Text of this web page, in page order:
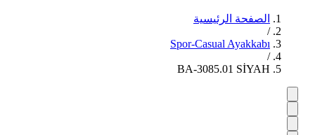
الصفحة الرئيسية
/
Spor-Casual Ayakkabı
/
BA-3085.01 SİYAH